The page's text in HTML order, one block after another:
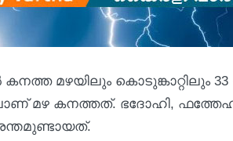
മഴയിലും കൊടുങ്കാറ്റിലും
മഴ കനത്തത്. ഭദോഹി,